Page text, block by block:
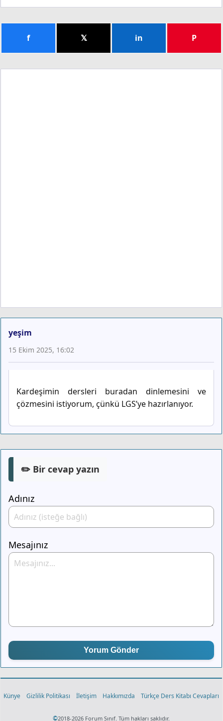
f 𝕏 in P
yeşim
15 Ekim 2025, 16:02
Kardeşimin dersleri buradan dinlemesini ve
çözmesini istiyorum, çünkü LGS’ye hazırlanıyor.
✏️ Bir cevap yazın
Adınız
Mesajınız
Yorum Gönder
Künye Gizlilik Politikası İletişim Hakkımızda Türkçe Ders Kitabı Cevapları
©2018-2026 Forum Sınıf. Tüm hakları saklıdır.